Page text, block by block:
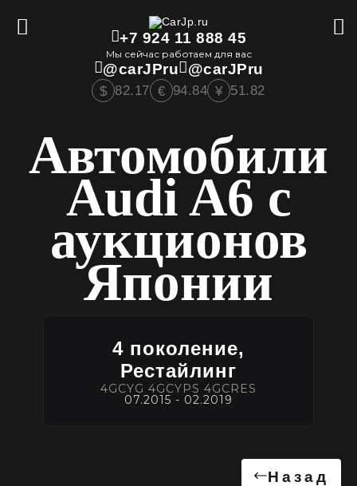
+7 924 11 888 45
Мы сейчас работаем для вас
@carJPru @carJPru
$ 82.17 € 94.84 ¥ 51.82
Автомобили
Audi A6 с
аукционов
Японии
4 поколение,
Рестайлинг
4GCYG 4GCYPS 4GCRES
07.2015 - 02.2019
Назад